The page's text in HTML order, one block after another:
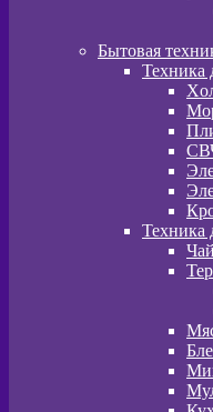
Бытовая
Техника
Техника